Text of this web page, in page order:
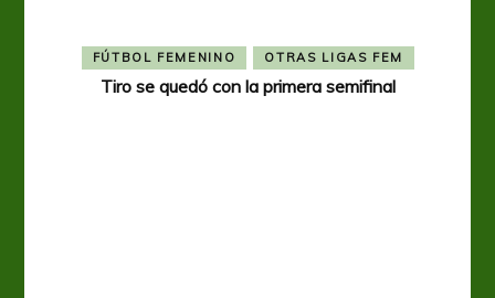
FÚTBOL FEMENINO OTRAS LIGAS FEM
Tiro se quedó con la primera semifinal